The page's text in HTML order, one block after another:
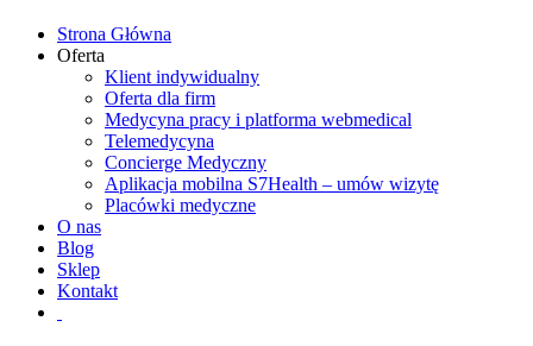
Strona Główna
Oferta
Klient indywidualny
Oferta dla firm
Medycyna pracy i platforma webmedical
Telemedycyna
Concierge Medyczny
Aplikacja mobilna S7Health – umów wizytę
Placówki medyczne
O nas
Blog
Sklep
Kontakt